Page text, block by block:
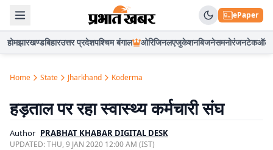
ePaper
होमझारखण्डबिहारउत्तर प्रदेशपश्चिम बंगाल ओरिजिनलएजुकेशनबिजनेसमनोरंजनटेकऑटो
Home State Jharkhand Koderma
हड़ताल पर रहा स्वास्थ्य कर्मचारी संघ
Author PRABHAT KHABAR DIGITAL DESK
UPDATED:THU, 9 JAN 2020 12:00 AM (IST)